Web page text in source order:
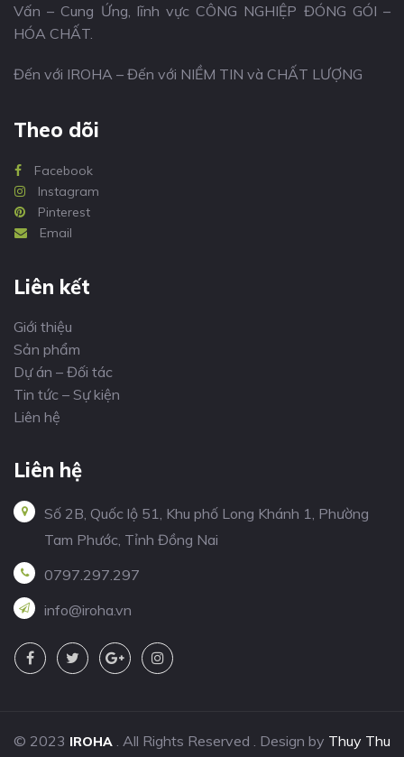
Vấn – Cung Ứng, lĩnh vực CÔNG NGHIỆP ĐÓNG GÓI –
HÓA CHẤT.
Đến với IROHA – Đến với NIỀM TIN và CHẤT LƯỢNG
Theo dõi
Facebook
Instagram
Pinterest
Email
Liên kết
Giới thiệu
Sản phẩm
Dự án – Đối tác
Tin tức – Sự kiện
Liên hệ
Liên hệ
Số 2B, Quốc lộ 51, Khu phố Long Khánh 1, Phường
Tam Phước, Tỉnh Đồng Nai
0797.297.297
info@iroha.vn
© 2023 IROHA . All Rights Reserved . Design by Thuy Thu